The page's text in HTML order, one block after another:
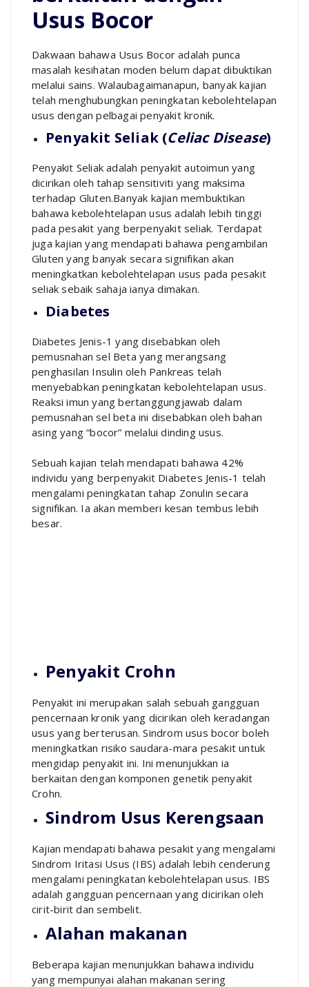
Usus Bocor
Dakwaan bahawa Usus Bocor adalah punca
masalah kesihatan moden belum dapat dibuktikan
melalui sains. Walaubagaimanapun, banyak kajian
telah menghubungkan peningkatan kebolehtelapan
usus dengan pelbagai penyakit kronik.
Penyakit Seliak (Celiac Disease)
Penyakit Seliak adalah penyakit autoimun yang
dicirikan oleh tahap sensitiviti yang maksima
terhadap Gluten.Banyak kajian membuktikan
bahawa kebolehtelapan usus adalah lebih tinggi
pada pesakit yang berpenyakit seliak. Terdapat
juga kajian yang mendapati bahawa pengambilan
Gluten yang banyak secara signifikan akan
meningkatkan kebolehtelapan usus pada pesakit
seliak sebaik sahaja ianya dimakan.
Diabetes
Diabetes Jenis-1 yang disebabkan oleh
pemusnahan sel Beta yang merangsang
penghasilan Insulin oleh Pankreas telah
menyebabkan peningkatan kebolehtelapan usus.
Reaksi imun yang bertanggungjawab dalam
pemusnahan sel beta ini disebabkan oleh bahan
asing yang “bocor” melalui dinding usus.
Sebuah kajian telah mendapati bahawa 42%
individu yang berpenyakit Diabetes Jenis-1 telah
mengalami peningkatan tahap Zonulin secara
signifikan. Ia akan memberi kesan tembus lebih
besar.
Penyakit Crohn
Penyakit ini merupakan salah sebuah gangguan
pencernaan kronik yang dicirikan oleh keradangan
usus yang berterusan. Sindrom usus bocor boleh
meningkatkan risiko saudara-mara pesakit untuk
mengidap penyakit ini. Ini menunjukkan ia
berkaitan dengan komponen genetik penyakit
Crohn.
Sindrom Usus Kerengsaan
Kajian mendapati bahawa pesakit yang mengalami
Sindrom Iritasi Usus (IBS) adalah lebih cenderung
mengalami peningkatan kebolehtelapan usus. IBS
adalah gangguan pencernaan yang dicirikan oleh
cirit-birit dan sembelit.
Alahan makanan
Beberapa kajian menunjukkan bahawa individu
yang mempunyai alahan makanan sering